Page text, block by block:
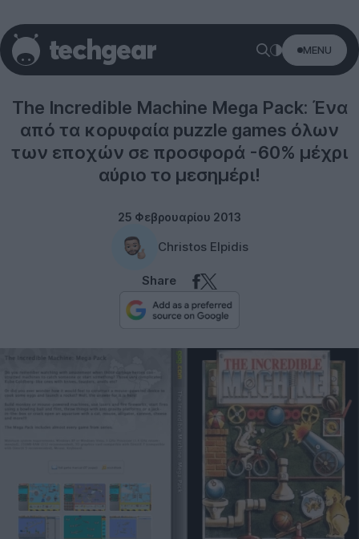
MENU
The Incredible Machine Mega Pack: Ένα
από τα κορυφαία puzzle games όλων
των εποχών σε προσφορά -60% μέχρι
αύριο το μεσημέρι!
25 Φεβρουαρίου 2013
Christos Elpidis
Share